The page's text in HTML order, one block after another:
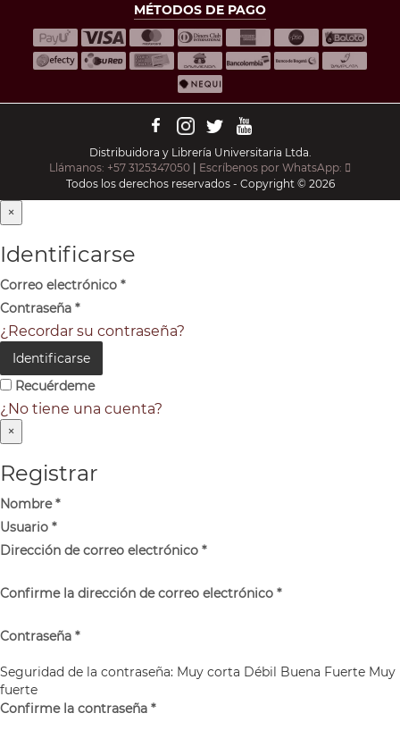
MÉTODOS DE PAGO
Distribuidora y Librería Universitaria Ltda.
Llámanos: +57 3125347050 | Escríbenos por WhatsApp:
Todos los derechos reservados - Copyright © 2026
×
Identificarse
Correo electrónico *
Contraseña *
¿Recordar su contraseña?
Identificarse
Recuérdeme
¿No tiene una cuenta?
×
Registrar
Nombre*
Usuario *
Dirección de correo electrónico *
Confirme la dirección de correo electrónico *
Contraseña *
Seguridad de la contraseña: Muy corta Débil Buena Fuerte Muy
fuerte
Confirme la contraseña *